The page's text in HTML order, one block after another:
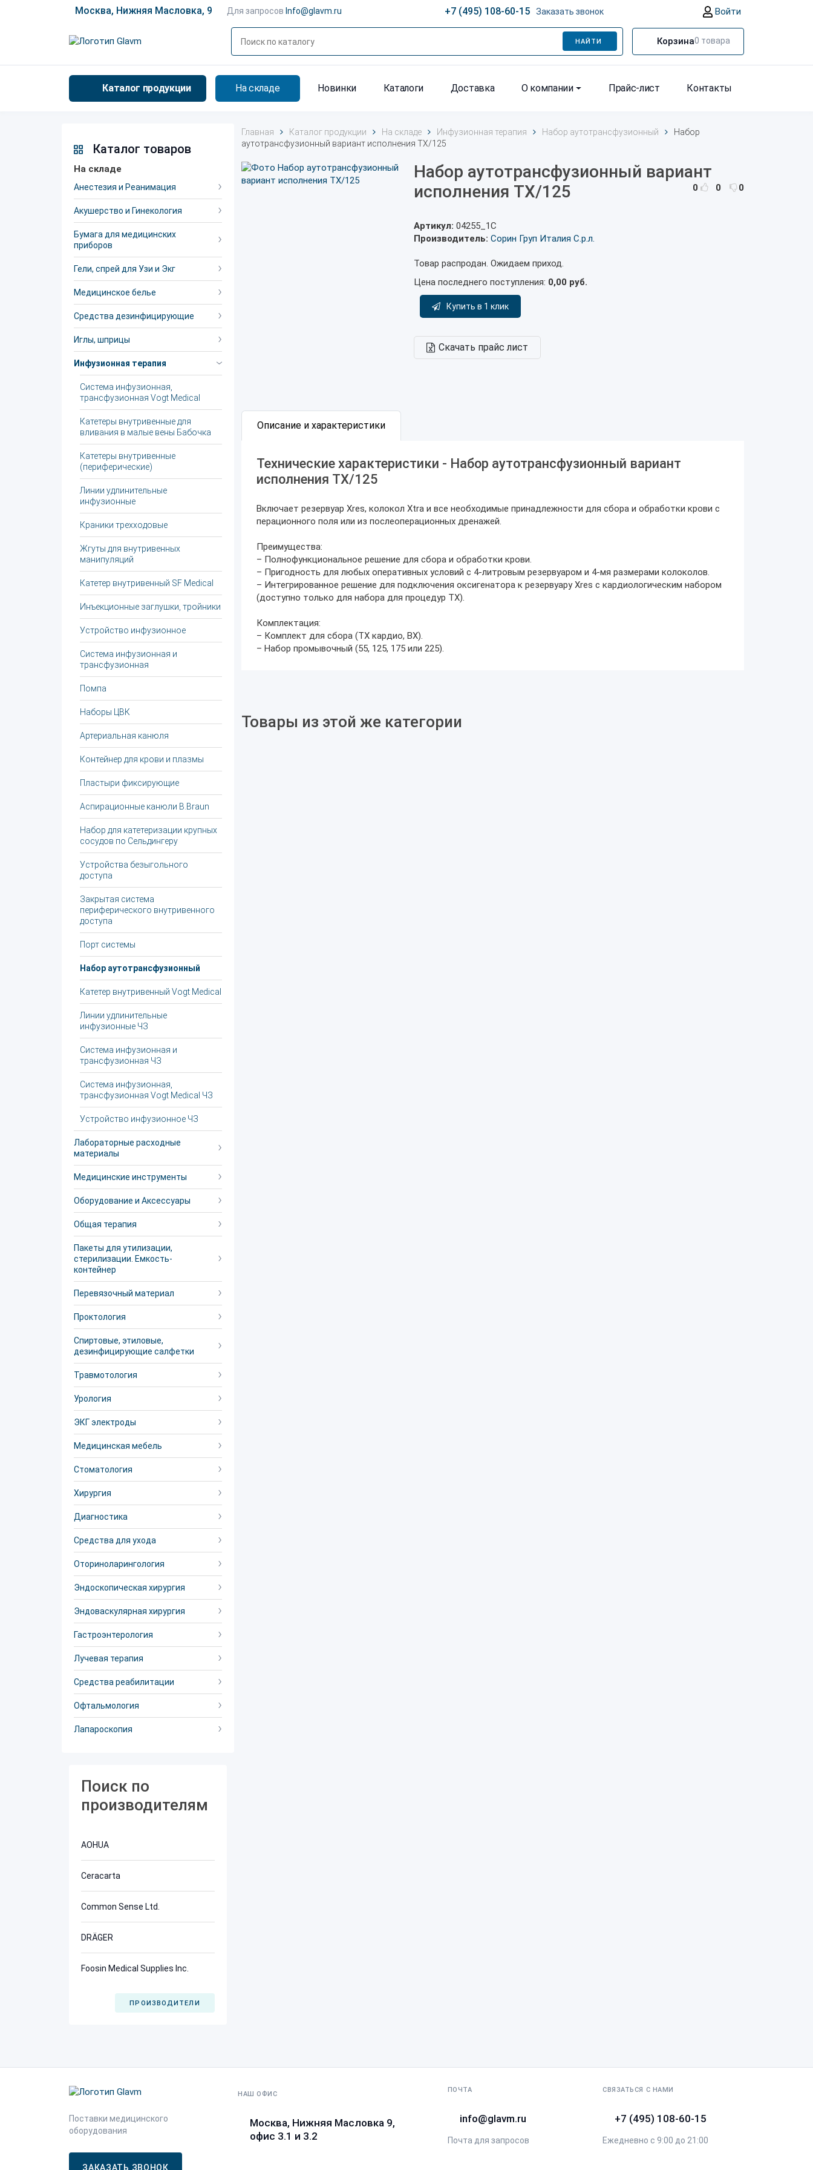
Москва, Нижняя Масловка, 9 Для запросов Info@glavm.ru +7 (495) 108-60-15 Заказать звонок Войти
НАЙТИ Корзина0 товара
Каталог продукции На складе Новинки Каталоги Доставка О компании Прайс-лист Контакты
Каталог товаров
На складе
Анестезия и Реанимация
Акушерство и Гинекология
Бумага для медицинских
приборов
Гели, спрей для Узи и Экг
Медицинское белье
Средства дезинфицирующие
Иглы, шприцы
Инфузионная терапия
Система инфузионная,
трансфузионная Vogt Medical
Катетеры внутривенные для
вливания в малые вены Бабочка
Катетеры внутривенные
(периферические)
Линии удлинительные
инфузионные
Краники трехходовые
Жгуты для внутривенных
манипуляций
Катетер внутривенный SF Medical
Инъекционные заглушки, тройники
Устройство инфузионное
Система инфузионная и
трансфузионная
Помпа
Наборы ЦВК
Артериальная канюля
Контейнер для крови и плазмы
Пластыри фиксирующие
Аспирационные канюли B.Braun
Набор для катетеризации крупных
сосудов по Сельдингеру
Устройства безыгольного
доступа
Закрытая система
периферического внутривенного
доступа
Порт системы
Набор аутотрансфузионный
Катетер внутривенный Vogt Medical
Линии удлинительные
инфузионные ЧЗ
Система инфузионная и
трансфузионная ЧЗ
Система инфузионная,
трансфузионная Vogt Medical ЧЗ
Устройство инфузионное ЧЗ
Лабораторные расходные
материалы
Медицинские инструменты
Оборудование и Аксессуары
Общая терапия
Пакеты для утилизации,
стерилизации. Емкость-
контейнер
Перевязочный материал
Проктология
Спиртовые, этиловые,
дезинфицирующие салфетки
Травмотология
Урология
ЭКГ электроды
Медицинская мебель
Стоматология
Хирургия
Диагностика
Средства для ухода
Оториноларингология
Эндоскопическая хирургия
Эндоваскулярная хирургия
Гастроэнтерология
Лучевая терапия
Средства реабилитации
Офтальмология
Лапароскопия
Поиск по
производителям
AOHUA
Ceracarta
Common Sense Ltd.
DRÄGER
Foosin Medical Supplies Inc.
ПРОИЗВОДИТЕЛИ
Главная Каталог продукции На складе Инфузионная терапия Набор аутотрансфузионный
Набор
аутотрансфузионный вариант исполнения TX/125
Набор аутотрансфузионный вариант
исполнения TX/125
0 0 0
Артикул: 04255_1С
Производитель: Сорин Груп Италия С.р.л.
Товар распродан. Ожидаем приход.
Цена последнего поступления: 0,00 руб.
Купить в 1 клик
Скачать прайс лист
Описание и характеристики
Технические характеристики - Набор аутотрансфузионный вариант
исполнения TX/125
Включает резервуар Xres, колокол Xtra и все необходимые принадлежности для сбора и обработки крови с
перационного поля или из послеоперационных дренажей.
Преимущества:
– Полнофункциональное решение для сбора и обработки крови.
– Пригодность для любых оперативных условий с 4-литровым резервуаром и 4-мя размерами колоколов.
– Интегрированное решение для подключения оксигенатора к резервуару Xres с кардиологическим набором
(доступно только для набора для процедур TX).
Комплектация:
– Комплект для сбора (TX кардио, BX).
– Набор промывочный (55, 125, 175 или 225).
Товары из этой же категории
Поставки медицинского
оборудования
ЗАКАЗАТЬ ЗВОНОК
НАШ ОФИС
Москва, Нижняя Масловка 9,
офис 3.1 и 3.2
ПОЧТА
info@glavm.ru
Почта для запросов
СВЯЗАТЬСЯ С НАМИ
+7 (495) 108-60-15
Ежедневно с 9:00 до 21:00